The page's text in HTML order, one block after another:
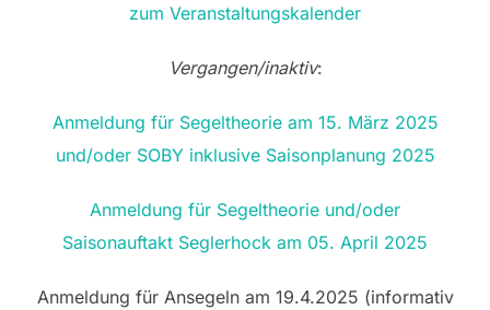
zum Veranstaltungskalender
Vergangen/inaktiv:
Anmeldung für Segeltheorie am 15. März 2025
und/oder SOBY inklusive Saisonplanung 2025
Anmeldung für Segeltheorie und/oder
Saisonauftakt Seglerhock am 05. April 2025
Anmeldung für Ansegeln am 19.4.2025 (informativ